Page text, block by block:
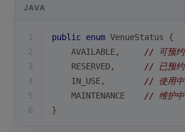
JAVA
1 public enum VenueStatus
{
2
    AVAILABLE,
// 可预约
3
    RESERVED,
// 已预约
4
    IN_USE,
// 使用中
5
    MAINTENANCE
// 维护中
6
}